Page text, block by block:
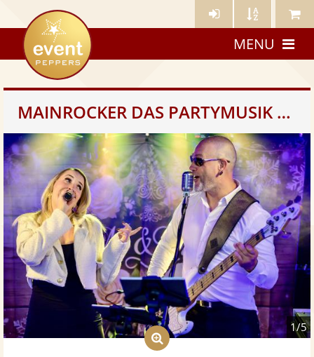
Künstler- Künstler Meine
eventpeppers
MENU
MAINROCKER DAS PARTYMUSIK DUO
1/5